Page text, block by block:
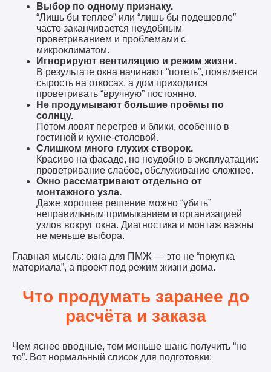
Выбор по одному признаку.
“Лишь бы теплее” или “лишь бы подешевле”
часто заканчивается неудобным
проветриванием и проблемами с
микроклиматом.
Игнорируют вентиляцию и режим жизни.
В результате окна начинают “потеть”, появляется
сырость на откосах, а дом приходится
проветривать “вручную” постоянно.
Не продумывают большие проёмы по
солнцу.
Потом ловят перегрев и блики, особенно в
гостиной и кухне-столовой.
Слишком много глухих створок.
Красиво на фасаде, но неудобно в эксплуатации:
проветривание слабое, обслуживание сложнее.
Окно рассматривают отдельно от
монтажного узла.
Даже хорошее решение можно “убить”
неправильным примыканием и организацией
узлов вокруг окна. Диагностика и монтаж важны
не меньше выбора.
Главная мысль: окна для ПМЖ — это не “покупка
материала”, а проект под режим жизни дома.
Что продумать заранее до
расчёта и заказа
Чем яснее вводные, тем меньше шанс получить “не
то”. Вот нормальный список для подготовки: